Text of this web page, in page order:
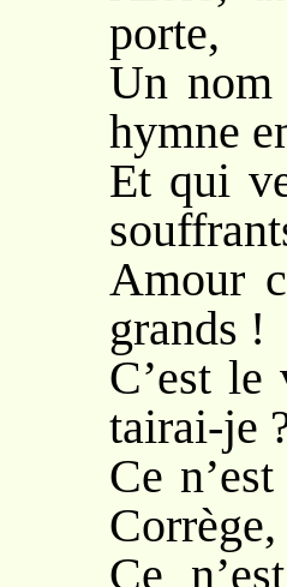
porte,
Un nom
hymne
Et qui
Amour
grands !
C’est
tairai-je
Ce
Corrège,
Ce